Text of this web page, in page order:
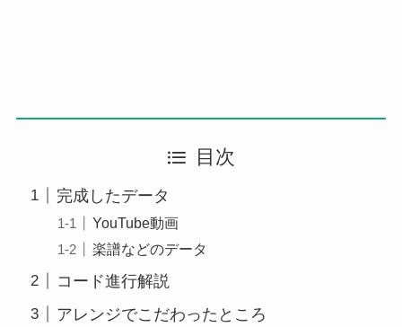
目次
完成したデータ
YouTube動画
楽譜などのデータ
コード進行解説
アレンジでこだわったところ